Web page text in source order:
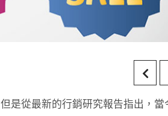
是從最新的行銷研究報告指出，當